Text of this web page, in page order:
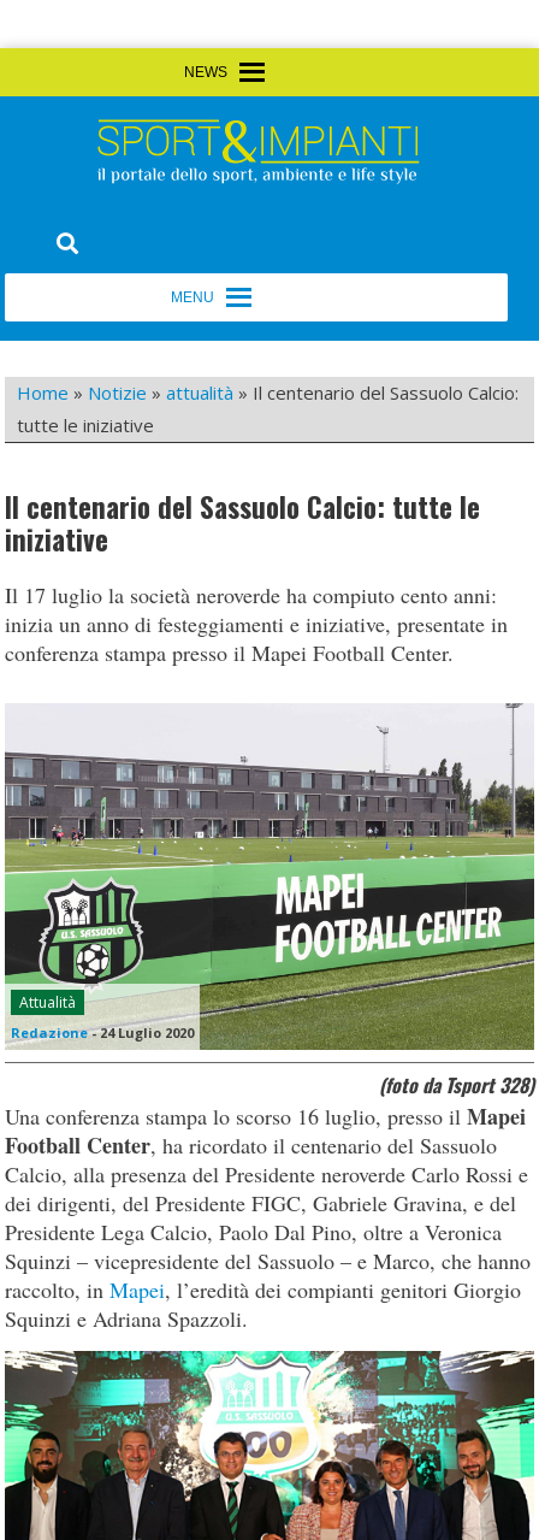
to
Sport&Impianti
Home » Notizie »attualità » Il centenario del Sassuolo Calcio:
tutte le iniziative
Il centenario del Sassuolo Calcio: tutte le
iniziative
Il 17 luglio la società neroverde ha compiuto cento anni:
inizia un anno di festeggiamenti e iniziative, presentate in
conferenza stampa presso il Mapei Football Center.
Attualità
Redazione-24 Luglio 2020
(foto da Tsport 328)
Una conferenza stampa lo scorso 16 luglio, presso ilMapei
Football Center, ha ricordato il centenario del Sassuolo
Calcio, alla presenza del Presidente neroverde Carlo Rossi e
dei dirigenti, del Presidente FIGC, Gabriele Gravina, e del
Presidente Lega Calcio, Paolo Dal Pino, oltre a Veronica
Squinzi – vicepresidente del Sassuolo – e Marco, che hanno
raccolto, inMapei, l’eredità dei compianti genitori Giorgio
Squinzi e Adriana Spazzoli.